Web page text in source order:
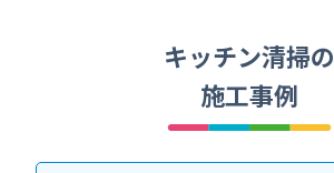
キッチン清掃の
施工事例